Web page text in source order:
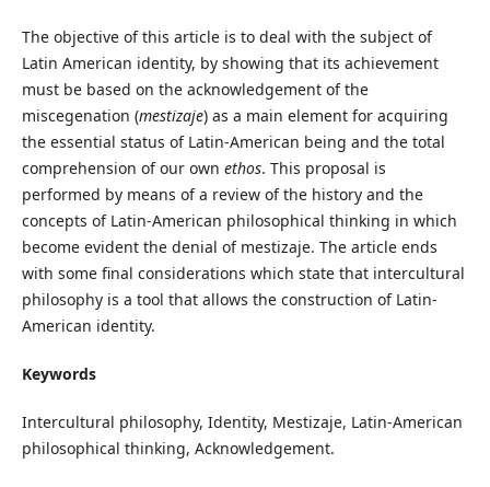
The objective of this article is to deal with the subject of
Latin American identity, by showing that its achievement
must be based on the acknowledgement of the
miscegenation (mestizaje) as a main element for acquiring
the essential status of Latin-American being and the total
comprehension of our own ethos. This proposal is
performed by means of a review of the history and the
concepts of Latin-American philosophical thinking in which
become evident the denial of mestizaje. The article ends
with some final considerations which state that intercultural
philosophy is a tool that allows the construction of Latin-
American identity.
Keywords
Intercultural philosophy, Identity, Mestizaje, Latin-American
philosophical thinking, Acknowledgement.